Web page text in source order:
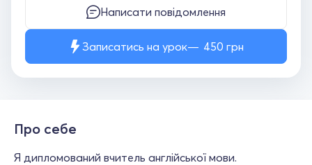
Написати повідомлення
Записатись на урок 450 грн
Про себе
Я дипломований вчитель англійської мови.